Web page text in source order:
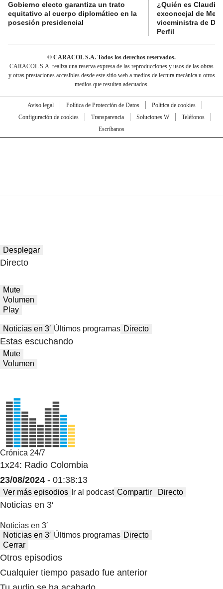
Gobierno electo garantiza un trato
equitativo al cuerpo diplomático en la
posesión presidencial
¿Quién es Claudia
exconcejal de
viceministra de
Perfil
© CARACOL S.A. Todos los derechos reservados.
CARACOL S.A. realiza una reserva expresa de las reproducciones y usos de las obras
y otras prestaciones accesibles desde este sitio web a medios de lectura mecánica u otros
medios que resulten adecuados.
Aviso legal Política de Protección de Datos
Política de cookies
Configuración de cookies
Transparencia Soluciones W
Teléfonos
Escríbanos
Desplegar
Directo
Mute
Volumen
Play
Noticias en 3′ Últimos programas Directo
Estas escuchando
Mute
Volumen
Crónica 24/7
1x24: Radio Colombia
23/08/2024 - 01:38:13
Ver más episodios Ir al podcast Compartir Directo
Noticias en 3′
Noticias en 3′
Noticias en 3′ Últimos programas Directo
Cerrar
Otros episodios
Cualquier tiempo pasado fue anterior